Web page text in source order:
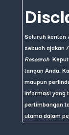
Seluruh konten
sebuah ajakan
Research .
tangan Anda.
maupun
informasi yang
pertimbangan
utama dalam